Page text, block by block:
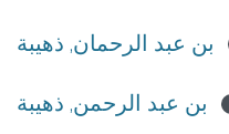
بن عبد الرحمان, ذهيبة
بن عبد الرحمن, ذهيبة